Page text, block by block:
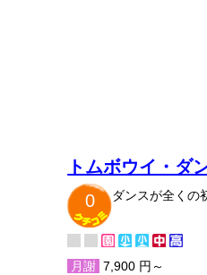
トムボウイ・ダ
0
ダンスが全くの
月謝 7,900 円～